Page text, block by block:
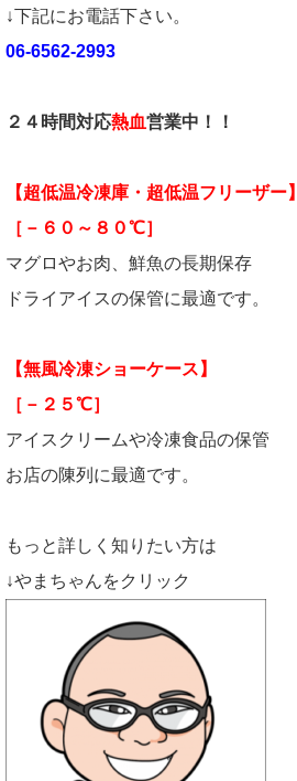
↓下記にお電話下さい。
06-6562-2993
２４時間対応熱血営業中！！
【超低温冷凍庫・超低温フリーザー】
［－６０～８０℃］
マグロやお肉、鮮魚の長期保存
ドライアイスの保管に最適です。
【無風冷凍ショーケース】
［－２５℃］
アイスクリームや冷凍食品の保管
お店の陳列に最適です。
もっと詳しく知りたい方は
↓やまちゃんをクリック